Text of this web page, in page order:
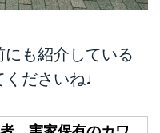
も紹介している
ださいね♩